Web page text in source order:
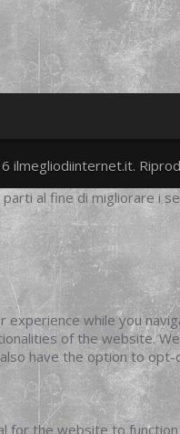
ilmegliodiinternet.it.
al fine di migliorare i
experience while you
of the website.
have the option to
for the website to